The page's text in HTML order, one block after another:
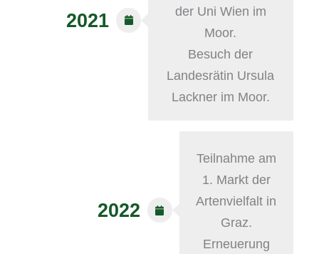
der Uni Wien im
Moor.
Besuch der
Landesrätin Ursula
Lackner im Moor.
2021
Teilnahme am
1. Markt der
Artenvielfalt in
Graz.
Erneuerung
2022